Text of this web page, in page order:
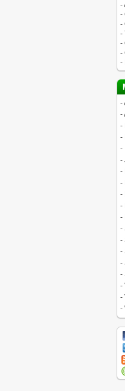
-
-
-
-
-
-
-
-
-
-
-
-
-
-
-
-
-
-
-
-
-
-
-
-
-
-